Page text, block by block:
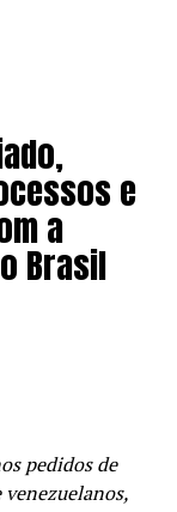
e
a
Brasil
pedidos de